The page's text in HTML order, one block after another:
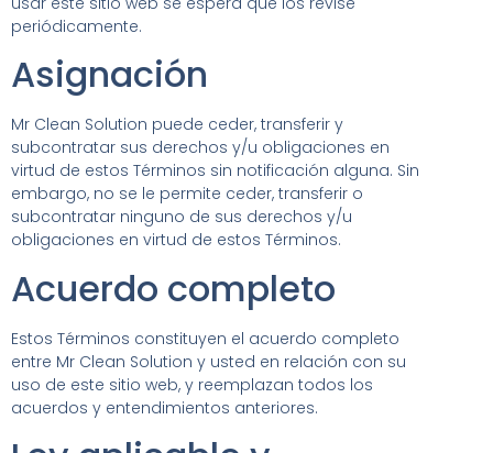
periódicamente.
Asignación
Mr Clean Solution puede ceder, transferir y
subcontratar sus derechos y/u obligaciones en
virtud de estos Términos sin notificación alguna. Sin
embargo, no se le permite ceder, transferir o
subcontratar ninguno de sus derechos y/u
obligaciones en virtud de estos Términos.
Acuerdo completo
Estos Términos constituyen el acuerdo completo
entre Mr Clean Solution y usted en relación con su
uso de este sitio web, y reemplazan todos los
acuerdos y entendimientos anteriores.